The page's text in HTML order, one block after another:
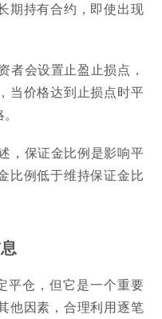
期持有合约，即使出现
者会设置止盈止损点，
当价格达到止损点时平
，保证金比例是影响平
比例低于维持保证金比
平仓，但它是一个重要
他因素，合理利用逐笔